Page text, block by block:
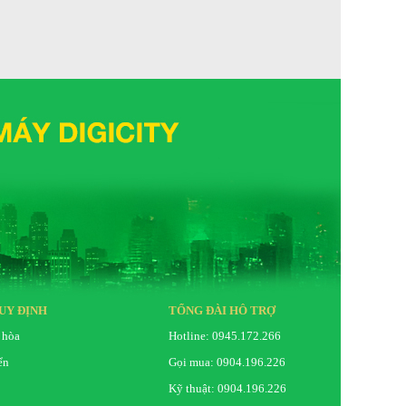
Ngăn lấy nước & đá ngoài
Có
Ứng dụng SmartThings
178,6 cm (có bản lề)
ĐỊNH
TỔNG ĐÀI HỖ TRỢ
Hotline: 0945.172.266
Gọi mua: 0904.196.226
Kỹ thuật: 0904.196.226